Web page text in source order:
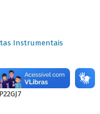
Instrumentais